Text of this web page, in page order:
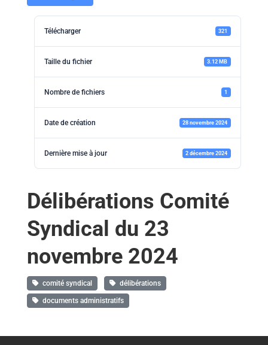
Télécharger 321
Taille du fichier 3.12 MB
Nombre de fichiers 1
Date de création 28 novembre 2024
Dernière mise à jour 2 décembre 2024
Délibérations Comité
Syndical du 23
novembre 2024
comité syndical délibérations
documents administratifs